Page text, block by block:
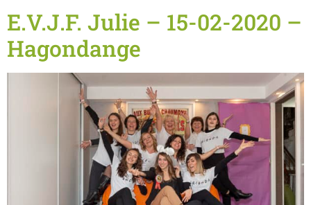
E.V.J.F. Julie – 15-02-2020 –
Hagondange